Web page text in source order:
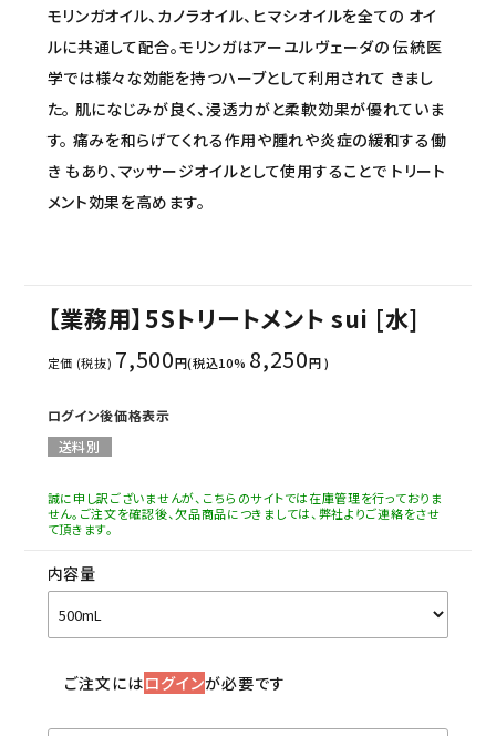
お問い合わせ
モリンガオイル、カノラオイル、ヒマシオイルを全ての オイ
ルに共通して配合。モリンガはアーユルヴェーダの 伝統医
学では様々な効能を持つハーブとして利用されて きまし
た。 肌になじみが良く、浸透力がと柔軟効果が優れていま
す。 痛みを和らげてくれる作用や腫れや炎症の緩和する働
き もあり、マッサージオイルとして使用することで トリート
メント効果を高めます。
【業務用】5Sトリートメント sui [水]
定価 (税抜) 7,500円(税込10% 8,250円 )
ログイン後価格表示
送料別
誠に申し訳ございませんが、こちらのサイトでは在庫管理を行っておりま
せん。ご注文を確認後、欠品商品につきましては、弊社よりご連絡をさせ
て頂きます。
内容量
ご注文にはログインが必要です